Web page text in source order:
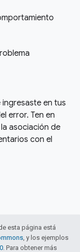
ingresaste en tus
error. Ten en
asociación de
con el
esta página está
, y los ejemplos
. Para obtener más